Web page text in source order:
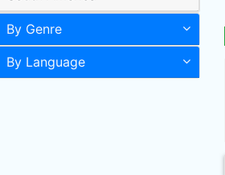
By Genre
By Language